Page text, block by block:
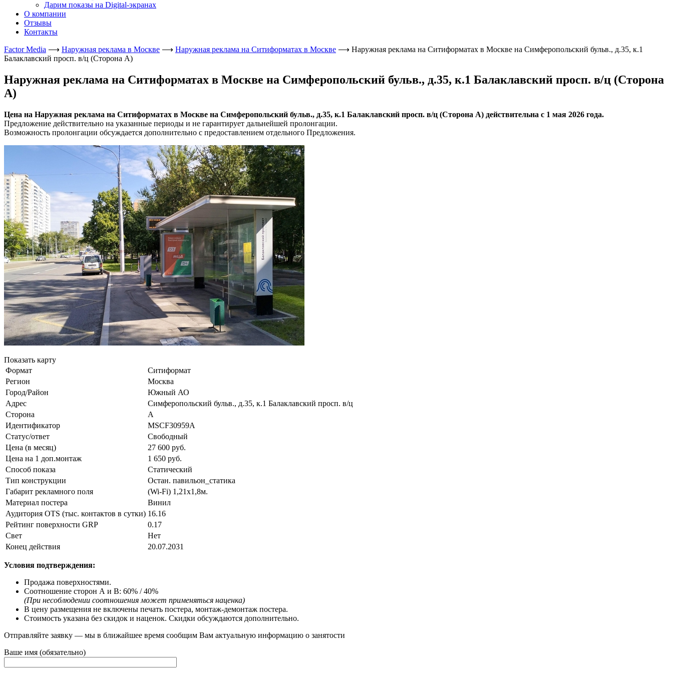
Дарим показы на Digital-экранах
О компании
Отзывы
Контакты
Factor Media ⟶ Наружная реклама в Москве ⟶ Наружная реклама на Ситиформатах в Москве ⟶ Наружная реклама на Ситиформатах в Москве на Симферопольский бульв., д.35, к.1
Балаклавский просп. в/ц (Сторона А)
Наружная реклама на Ситиформатах в Москве на Симферопольский бульв., д.35, к.1 Балаклавский просп. в/ц (Сторона
А)
Цена на Наружная реклама на Ситиформатах в Москве на Симферопольский бульв., д.35, к.1 Балаклавский просп. в/ц (Сторона А) действительна с 1 мая 2026 года.
Предложение действительно на указанные периоды и не гарантирует дальнейшей пролонгации.
Возможность пролонгации обсуждается дополнительно с предоставлением отдельного Предложения.
Показать карту
Формат
Ситиформат
Регион
Москва
Город/Район
Южный АО
Адрес
Симферопольский бульв., д.35, к.1 Балаклавский просп. в/ц
Сторона
А
Идентификатор
MSCF30959А
Статус/ответ
Свободный
Цена (в месяц)
27 600 руб.
Цена на 1 доп.монтаж
1 650 руб.
Способ показа
Статический
Тип конструкции
Остан. павильон_статика
Габарит рекламного поля
(Wi-Fi) 1,21х1,8м.
Материал постера
Винил
Аудитория OTS (тыс. контактов в сутки) 16.16
Рейтинг поверхности GRP
0.17
Свет
Нeт
Конец действия
20.07.2031
Условия подтверждения:
Продажа поверхностями.
Соотношение сторон А и В: 60% / 40%
(При несоблюдении соотношения может применяться наценка)
В цену размещения не включены печать постера, монтаж-демонтаж постера.
Стоимость указана без скидок и наценок. Скидки обсуждаются дополнительно.
Отправляйте заявку — мы в ближайшее время сообщим Вам актуальную информацию о занятости
Ваше имя (обязательно)